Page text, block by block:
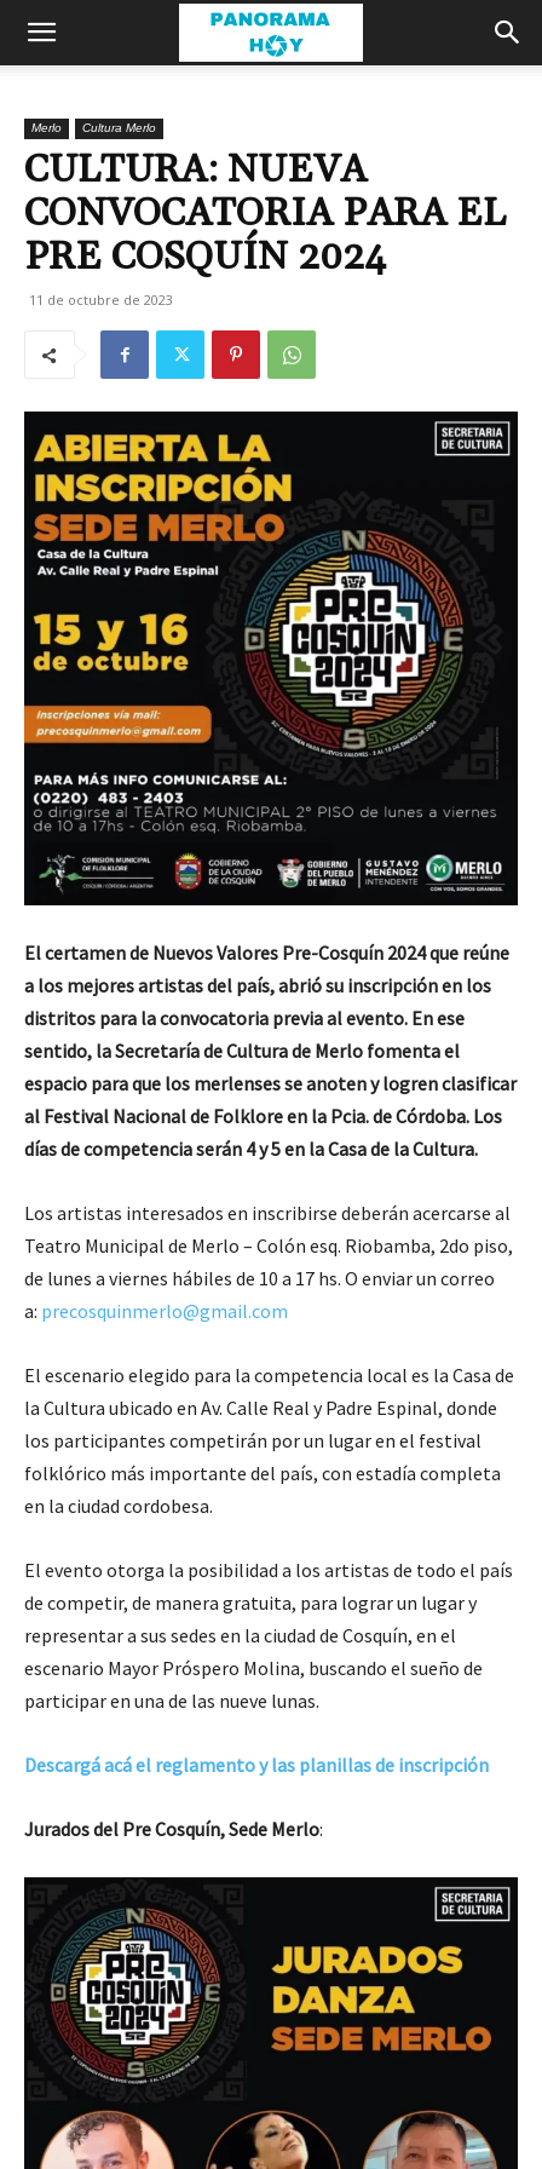
Merlo Cultura Merlo
CULTURA: NUEVA
CONVOCATORIA PARA EL
PRE COSQUÍN 2024
11 de octubre de 2023
El certamen de Nuevos Valores Pre-Cosquín 2024 que reúne
a los mejores artistas del país, abrió su inscripción en los
distritos para la convocatoria previa al evento. En ese
sentido, la Secretaría de Cultura de Merlo fomenta el
espacio para que los merlenses se anoten y logren clasificar
al Festival Nacional de Folklore en la Pcia. de Córdoba. Los
días de competencia serán 4 y 5 en la Casa de la Cultura.
Los artistas interesados en inscribirse deberán acercarse al
Teatro Municipal de Merlo – Colón esq. Riobamba, 2do piso,
de lunes a viernes hábiles de 10 a 17 hs. O enviar un correo
a: precosquinmerlo@gmail.com
El escenario elegido para la competencia local es la Casa de
la Cultura ubicado en Av. Calle Real y Padre Espinal, donde
los participantes competirán por un lugar en el festival
folklórico más importante del país, con estadía completa
en la ciudad cordobesa.
El evento otorga la posibilidad a los artistas de todo el país
de competir, de manera gratuita, para lograr un lugar y
representar a sus sedes en la ciudad de Cosquín, en el
escenario Mayor Próspero Molina, buscando el sueño de
participar en una de las nueve lunas.
Descargá acá el reglamento y las planillas de inscripción
Jurados del Pre Cosquín, Sede Merlo: